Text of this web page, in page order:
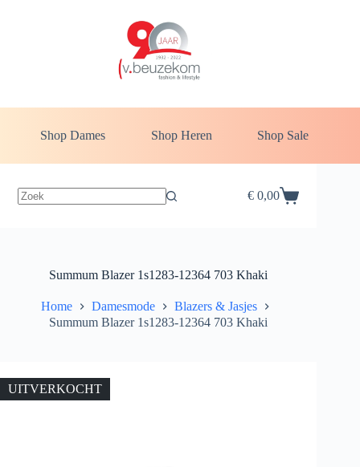
Shop Dames Shop Heren Shop Sale
Winkelwagen
€0,00
Summum Blazer 1s1283-12364 703 Khaki
Home Damesmode
Blazers & Jasjes
Summum Blazer 1s1283-12364 703 Khaki
UITVERKOCHT